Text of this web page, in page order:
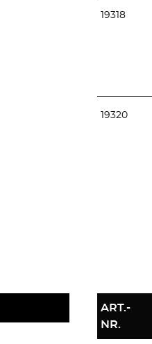
19318
19320
ART.-
NR.